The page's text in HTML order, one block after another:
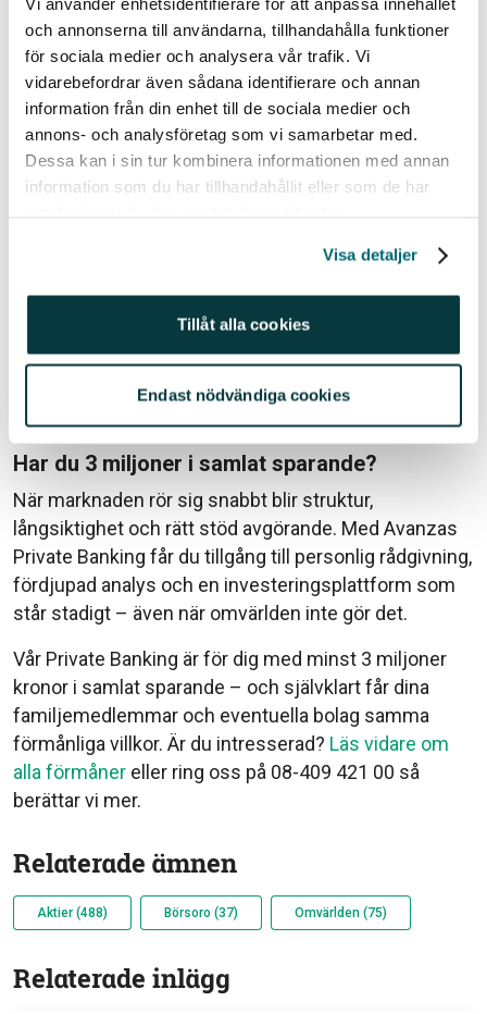
och annonserna till användarna, tillhandahålla funktioner
för sociala medier och analysera vår trafik. Vi
vidarebefordrar även sådana identifierare och annan
information från din enhet till de sociala medier och
annons- och analysföretag som vi samarbetar med.
Dessa kan i sin tur kombinera informationen med annan
information som du har tillhandahållit eller som de har
Visa detaljer
Tillåt alla cookies
Endast nödvändiga cookies
från USA lär fortsätta, och geopolitiken i Mellanöstern
förblir ett osäkerhetsmoment som kan blossa upp.
– Både aktie- och kreditmarknaden är relativt högt
värderade. Det gör marknaden mer känslig för
störningar, även om det fortfarande finns intressanta
fickor – som Emerging Markets, där fonder och
Han pekar också på möjligheter i amerikanska
bevakning, inte minst på grund av stigande långräntor.
– Sammantaget är det ett komplext
investeringslandskap. Då behöver man ha en portfölj
som klarar både snålblåst och plötsliga kastvindar.
Har du 3 miljoner i samlat sparande?
När marknaden rör sig snabbt blir struktur,
långsiktighet och rätt stöd avgörande. Med Avanzas
Private Banking får du tillgång till personlig rådgivning,
fördjupad analys och en investeringsplattform som
står stadigt – även när omvärlden inte gör det.
Vår Private Banking är för dig med minst 3 miljoner
kronor i samlat sparande – och självklart får dina
familjemedlemmar och eventuella bolag samma
förmånliga villkor. Är du intresserad? Läs vidare om
alla förmåner eller ring oss på 08-409 421 00 så
berättar vi mer.
Relaterade ämnen
Aktier (488) Börsoro (37) Omvärlden (75)
Relaterade inlägg